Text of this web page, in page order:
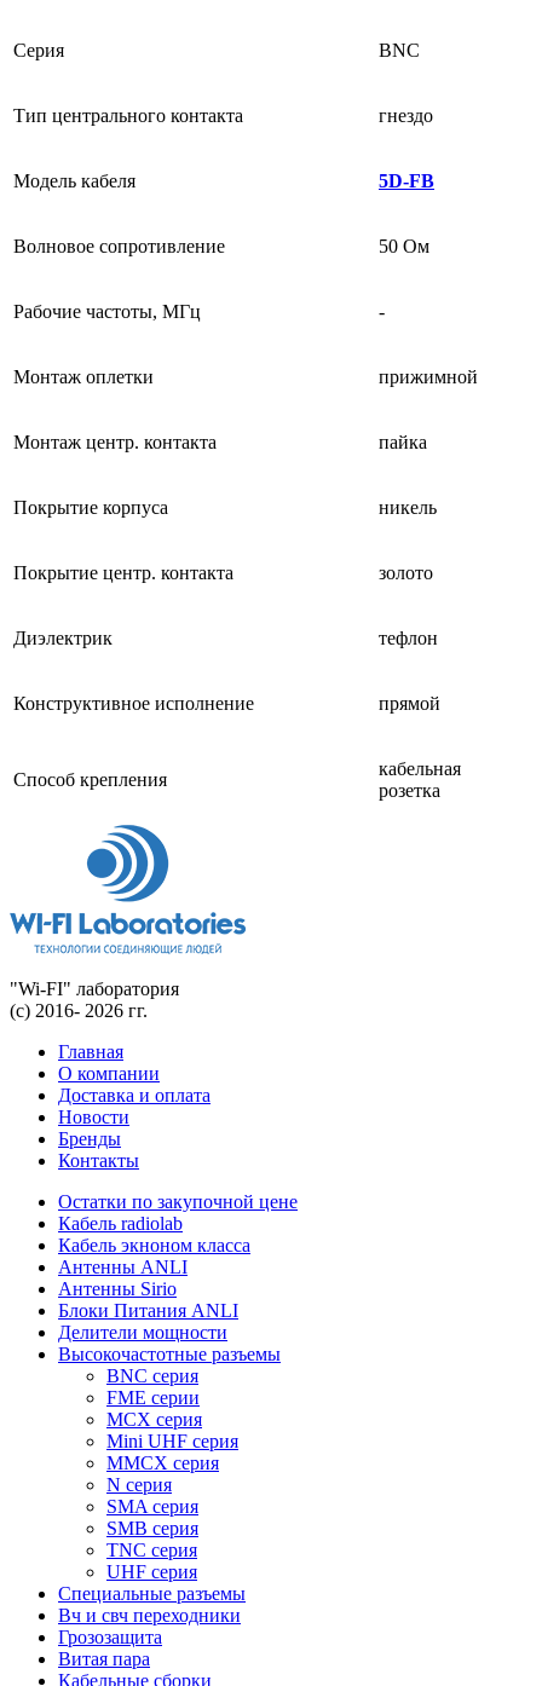
Серия BNC
Тип центрального контакта гнездо
Модель кабеля 5D-FB
Волновое сопротивление 50 Ом
Рабочие частоты, МГц -
Монтаж оплетки прижимной
Монтаж центр. контакта пайка
Покрытие корпуса никель
Покрытие центр. контакта золото
Диэлектрик тефлон
Конструктивное исполнение прямой
Способ крепления
кабельная
розетка
"Wi-FI" лаборатория
(с) 2016- 2026 гг.
Главная
О компании
Доставка и оплата
Новости
Бренды
Контакты
Остатки по закупочной цене
Кабель radiolab
Кабель экноном класса
Антенны ANLI
Антенны Sirio
Блоки Питания ANLI
Делители мощности
Высокочастотные разъемы
BNC серия
FME серии
MCX серия
Mini UHF серия
MMCX серия
N серия
SMA серия
SMB серия
TNC серия
UHF серия
Специальные разъемы
Вч и свч переходники
Грозозащита
Витая пара
Кабельные сборки